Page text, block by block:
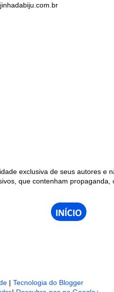
exclusiva de seus autores e
que contenham
| Tecnologia do Blogger